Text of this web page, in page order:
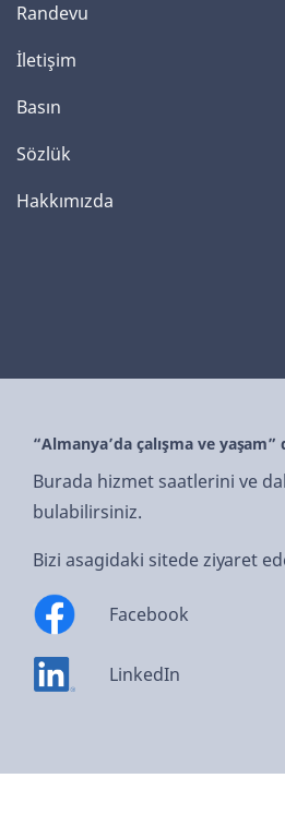
Randevu
İletişim
Basın
Sözlük
Hakkımızda
“Almanya’da çalışma ve yaşam”
Burada hizmet saatlerini ve
bulabilirsiniz.
Bizi asagidaki sitede ziyaret
Facebook
LinkedIn